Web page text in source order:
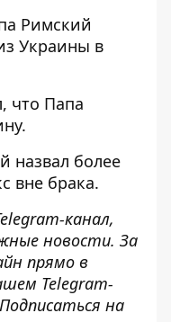
Римский
Украины в
что Папа
.
назвал более
вне брака.
канал,
новости. За
прямо в
Telegram-
на